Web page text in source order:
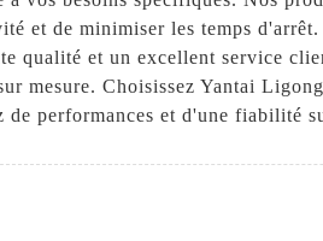
et de minimiser les temps
qualité et un excellent service
mesure. Choisissez Yantai
performances et d'une fiabilité